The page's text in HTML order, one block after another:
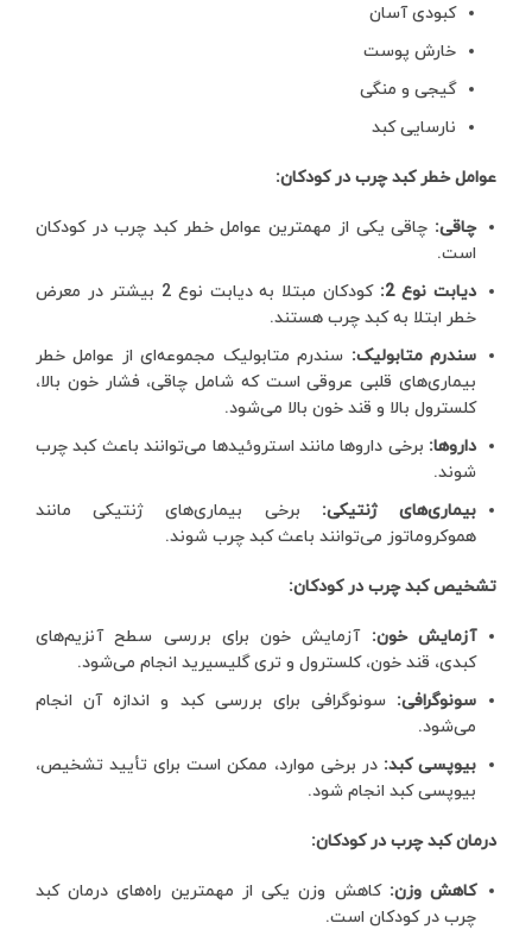
کبودی آسان
خارش پوست
گیجی و منگی
نارسایی کبد
عوامل خطر کبد چرب در کودکان:
چاقی: چاقی یکی از مهمترین عوامل خطر کبد چرب در کودکان
است.
دیابت نوع 2:
کودکان مبتلا به دیابت نوع 2 بیشتر در معرض
خطر ابتلا به کبد چرب هستند.
سندرم متابولیک: سندرم متابولیک مجموعه‌ای از عوامل خطر
بیماری‌های قلبی عروقی است که شامل چاقی، فشار خون بالا،
کلسترول بالا و قند خون بالا می‌شود.
داروها: برخی داروها مانند استروئیدها می‌توانند باعث کبد چرب
شوند.
بیماری‌های ژنتیکی: برخی بیماری‌های ژنتیکی مانند
هموکروماتوز می‌توانند باعث کبد چرب شوند.
تشخیص کبد چرب در کودکان:
آزمایش خون: آزمایش خون برای بررسی سطح آنزیم‌های
کبدی، قند خون، کلسترول و تری گلیسیرید انجام می‌شود.
سونوگرافی: سونوگرافی برای بررسی کبد و اندازه آن انجام
می‌شود.
بیوپسی کبد: در برخی موارد، ممکن است برای تأیید تشخیص،
بیوپسی کبد انجام شود.
درمان کبد چرب در کودکان:
کاهش وزن: کاهش وزن یکی از مهمترین راه‌های درمان کبد
چرب در کودکان است.